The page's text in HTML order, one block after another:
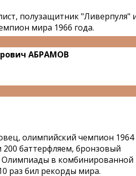
полузащитник "Ливерпуля"
мира 1966 года.
АБРАМОВ
олимпийский чемпион 1964
200 баттерфляем, бронзовый
Олимпиады в комбинированной
раз бил рекорды мира.